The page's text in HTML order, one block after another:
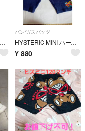
HYSTERIC MINI ヒステリックミニ パンツ（その他） 110cm 黒 【古着】【中古】【送料無料】
パンツ/スパッツ
HYSTERIC MINI ハーフスパッツパンツ ネイビー 刺繍
¥ 880